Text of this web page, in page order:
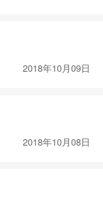
2018年10月09日
2018年10月08日